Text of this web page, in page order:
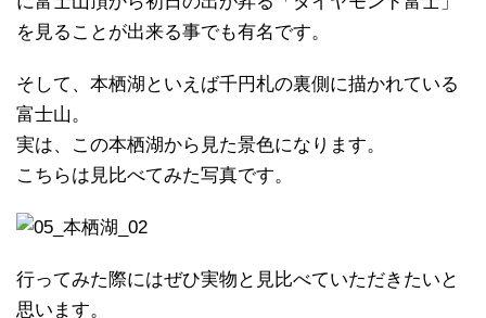
を見ることが出来る事でも有名です。
そして、本栖湖といえば千円札の裏側に描かれている
富士山。
実は、この本栖湖から見た景色になります。
こちらは見比べてみた写真です。
行ってみた際にはぜひ実物と見比べていただきたいと
思います。